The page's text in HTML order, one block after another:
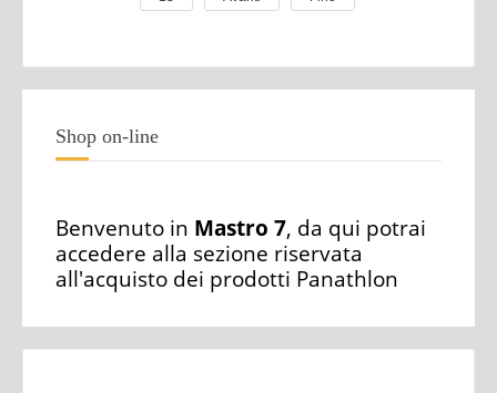
Shop on-line
Benvenuto in Mastro 7, da qui potrai
accedere alla sezione riservata
all'acquisto dei prodotti Panathlon